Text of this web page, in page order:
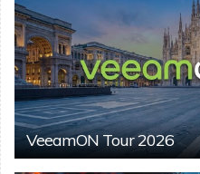
VeeamON Tour 2026